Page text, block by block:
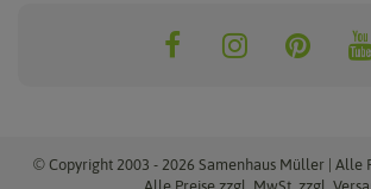
Exotische
© Copyright 2003 - 2026 Samenhaus Müller | Alle